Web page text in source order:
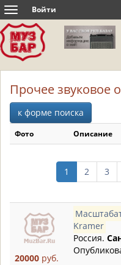
Toggle
navigation
Войти
Прочее звуковое
к форме поиска
Фото Описание
1 2 3
20000 руб.
Kramer
Россия.